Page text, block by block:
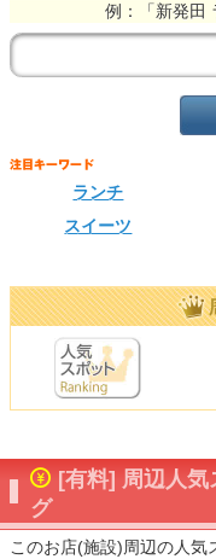
例：「新発田
ランチ
スイーツ
[有料] 周辺人
グ
このお店(施設)周辺の人気